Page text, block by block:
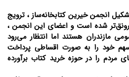
انجمن خیرین کتابخانه‌ساز ، ترویج
شده است و اعضای این انجمن ،
مازندران هستند اما انتظار می‌رود
خود را به صورت اقساطی پرداخت
مردم را در حوزه خرید کتاب برآورده